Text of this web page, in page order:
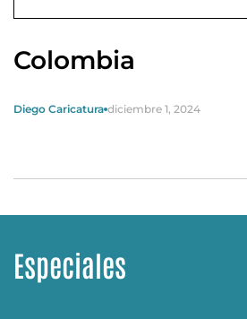
Colombia
Diego Caricatura diciembre 1, 2024
Especiales